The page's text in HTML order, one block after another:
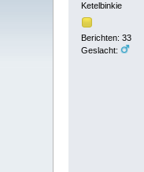
Ketelbinkie
Berichten: 33
Geslacht: